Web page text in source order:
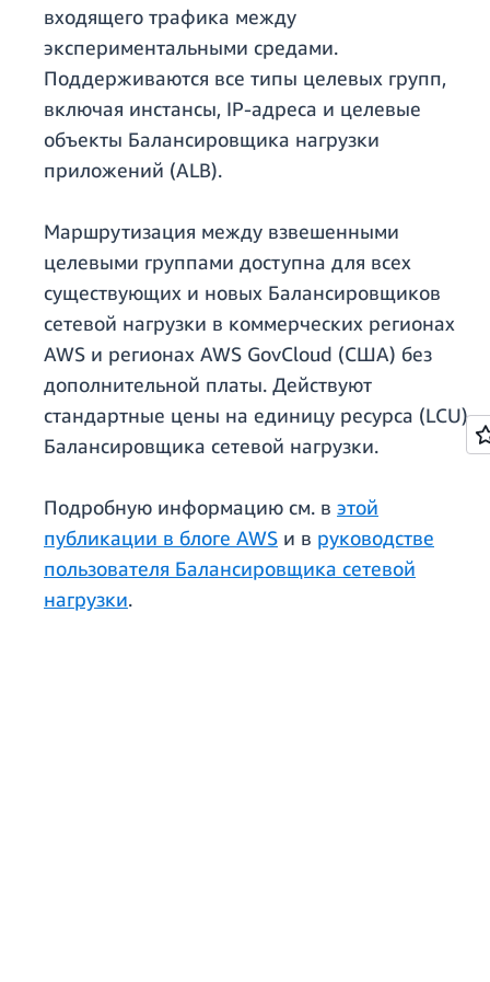
входящего трафика между
экспериментальными средами.
Поддерживаются все типы целевых групп,
включая инстансы, IP-адреса и целевые
объекты Балансировщика нагрузки
приложений (ALB).
Маршрутизация между взвешенными
целевыми группами доступна для всех
существующих и новых Балансировщиков
сетевой нагрузки в коммерческих регионах
AWS и регионах AWS GovCloud (США) без
дополнительной платы. Действуют
стандартные цены на единицу ресурса (LCU)
Балансировщика сетевой нагрузки.
Подробную информацию см. в этой
публикации в блоге AWS и в руководстве
пользователя Балансировщика сетевой
нагрузки.